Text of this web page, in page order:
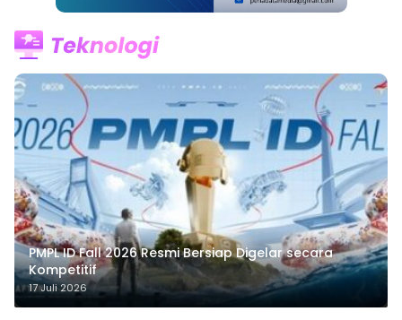
PMPL ID Fall 2026 Resmi Bersiap Digelar secara
Kompetitif
17 Juli 2026